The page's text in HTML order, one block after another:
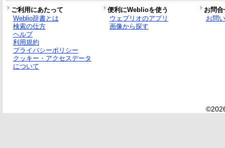
ご利用にあたって 便利にWeblioを使う
お問
Weblio辞書とは
検索の仕方
ヘルプ
利用規約
プライバシーポリシー
クッキー・アクセスデータ
について
ウェブリオのアプリ
画像から探す
お問